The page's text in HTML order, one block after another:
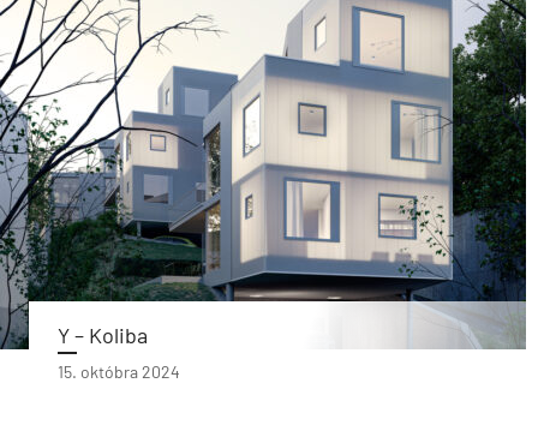
Y – Koliba
15. októbra 2024